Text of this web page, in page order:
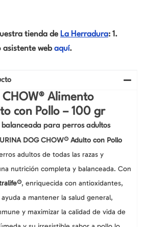
tienda de La Herradura: 1.
asistente web aquí.
CHOW® Alimento
con Pollo – 100 gr
para perros adultos
DOG CHOW® Adulto con Pollo
adultos de todas las razas y
nutrición completa y balanceada. Con
, enriquecida con antioxidantes,
a mantener la salud general,
y maximizar la calidad de vida de